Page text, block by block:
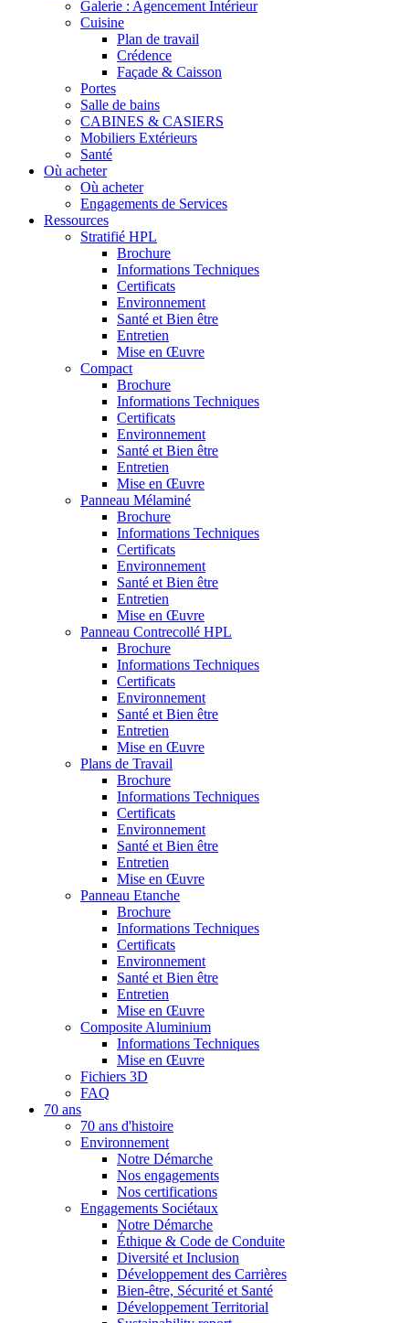
Galerie : Agencement Intérieur
Cuisine
Plan de travail
Crédence
Façade & Caisson
Portes
Salle de bains
CABINES & CASIERS
Mobiliers Extérieurs
Santé
Où acheter
Où acheter
Engagements de Services
Ressources
Stratifié HPL
Brochure
Informations Techniques
Certificats
Environnement
Santé et Bien être
Entretien
Mise en Œuvre
Compact
Brochure
Informations Techniques
Certificats
Environnement
Santé et Bien être
Entretien
Mise en Œuvre
Panneau Mélaminé
Brochure
Informations Techniques
Certificats
Environnement
Santé et Bien être
Entretien
Mise en Œuvre
Panneau Contrecollé HPL
Brochure
Informations Techniques
Certificats
Environnement
Santé et Bien être
Entretien
Mise en Œuvre
Plans de Travail
Brochure
Informations Techniques
Certificats
Environnement
Santé et Bien être
Entretien
Mise en Œuvre
Panneau Etanche
Brochure
Informations Techniques
Certificats
Environnement
Santé et Bien être
Entretien
Mise en Œuvre
Composite Aluminium
Informations Techniques
Mise en Œuvre
Fichiers 3D
FAQ
70 ans
70 ans d'histoire
Environnement
Notre Démarche
Nos engagements
Nos certifications
Engagements Sociétaux
Notre Démarche
Éthique & Code de Conduite
Diversité et Inclusion
Développement des Carrières
Bien-être, Sécurité et Santé
Développement Territorial